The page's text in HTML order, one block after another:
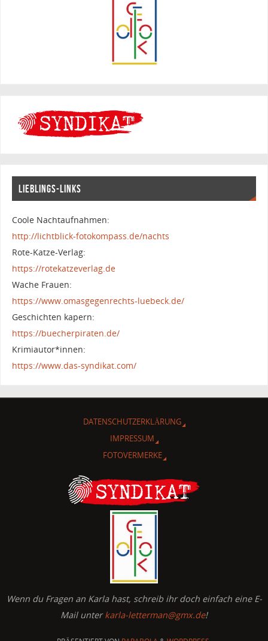
LIEBLINGS-LINKS
Coole Nachtaufnahmen:
http://lichtblick-fotokompass.de/nachts
Rote-Katze-Verlag:
https://rotekatzeverlag.de
Wache Frauen:
https://www.omasgegenrechts-luebeck.de/
Geschichten kapern:
https://buecherpiraten.de/
Krimiautor*innen:
https://www.das-syndikat.com/
DATENSCHUTZERKLÄRUNG
IMPRESSUM
FOTOVERMERKE
Wenn du Fragen an Karla hast, schreib ihr doch einfach eine E-
Mail unterkarla-letterman@gmx.de!